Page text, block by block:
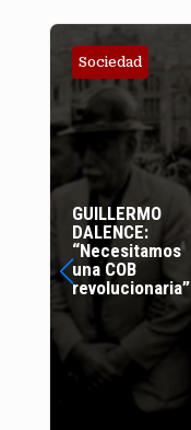
Sociedad
GUILLERMO
DALENCE:
“Necesitamos
una COB
revolucionaria”